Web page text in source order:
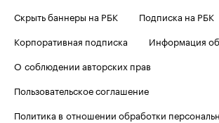
Скрыть баннеры на РБК
Подписка на РБК
Корпоративная подписка
Информация
О соблюдении авторских прав
Пользовательское соглашение
Политика в отношении обработки